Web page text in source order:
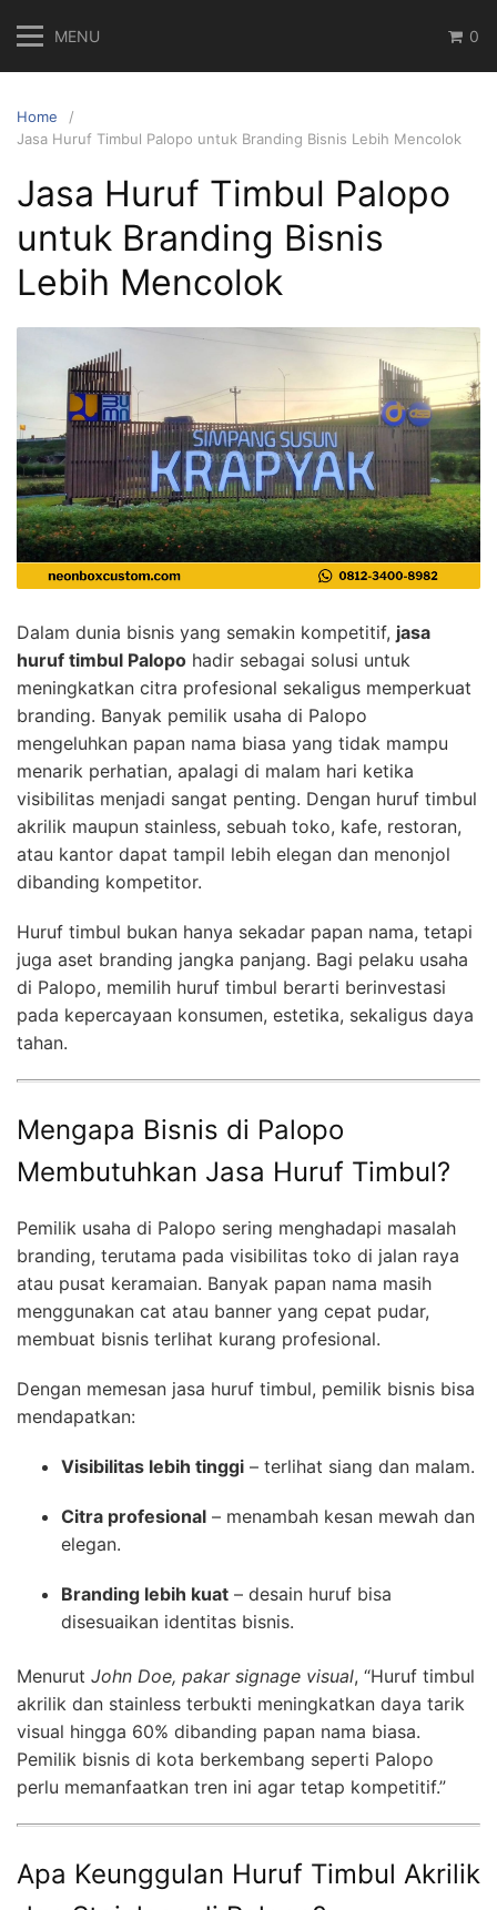
content
MENU 0
Home
Jasa Huruf Timbul Palopo untuk Branding Bisnis Lebih Mencolok
Jasa Huruf Timbul Palopo
untuk Branding Bisnis
Lebih Mencolok
Dalam dunia bisnis yang semakin kompetitif, jasa
huruf timbul Palopo hadir sebagai solusi untuk
meningkatkan citra profesional sekaligus memperkuat
branding. Banyak pemilik usaha di Palopo
mengeluhkan papan nama biasa yang tidak mampu
menarik perhatian, apalagi di malam hari ketika
visibilitas menjadi sangat penting. Dengan huruf timbul
akrilik maupun stainless, sebuah toko, kafe, restoran,
atau kantor dapat tampil lebih elegan dan menonjol
dibanding kompetitor.
Huruf timbul bukan hanya sekadar papan nama, tetapi
juga aset branding jangka panjang. Bagi pelaku usaha
di Palopo, memilih huruf timbul berarti berinvestasi
pada kepercayaan konsumen, estetika, sekaligus daya
tahan.
Mengapa Bisnis di Palopo
Membutuhkan Jasa Huruf Timbul?
Pemilik usaha di Palopo sering menghadapi masalah
branding, terutama pada visibilitas toko di jalan raya
atau pusat keramaian. Banyak papan nama masih
menggunakan cat atau banner yang cepat pudar,
membuat bisnis terlihat kurang profesional.
Dengan memesan jasa huruf timbul, pemilik bisnis bisa
mendapatkan:
Visibilitas lebih tinggi – terlihat siang dan malam.
Citra profesional – menambah kesan mewah dan
elegan.
Branding lebih kuat – desain huruf bisa
disesuaikan identitas bisnis.
Menurut John Doe, pakar signage visual, “Huruf timbul
akrilik dan stainless terbukti meningkatkan daya tarik
visual hingga 60% dibanding papan nama biasa.
Pemilik bisnis di kota berkembang seperti Palopo
perlu memanfaatkan tren ini agar tetap kompetitif.”
Apa Keunggulan Huruf Timbul Akrilik